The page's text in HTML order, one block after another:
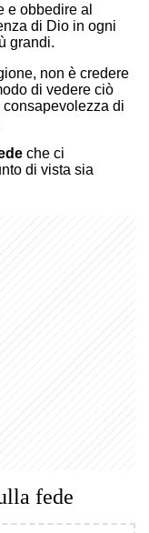
e obbedire al
di Dio in ogni
grandi.
non è credere
di vedere ciò
di
che ci
di vista sia
fede